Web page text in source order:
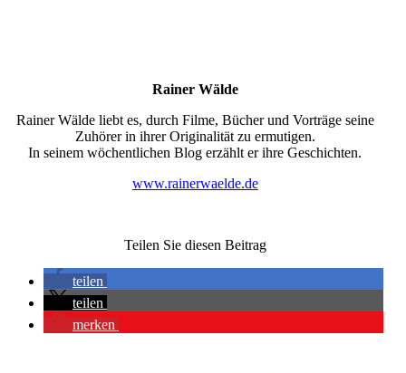
Rainer Wälde
Rainer Wälde liebt es, durch Filme, Bücher und Vorträge seine
Zuhörer in ihrer Originalität zu ermutigen.
In seinem wöchentlichen Blog erzählt er ihre Geschichten.
www.rainerwaelde.de
Teilen Sie diesen Beitrag
teilen
teilen
merken